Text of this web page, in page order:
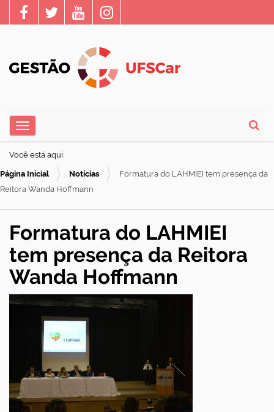
Busca
e
g
Toggle navigation
Você está aqui:
Página Inicial Notícias
Formatura do LAHMIEI tem presença da
Reitora Wanda Hoffmann
Formatura do LAHMIEI
tem presença da Reitora
Wanda Hoffmann